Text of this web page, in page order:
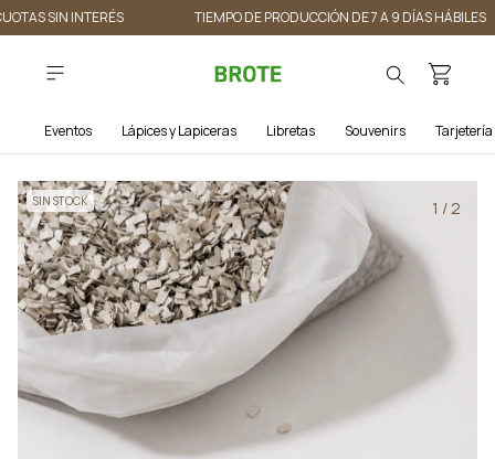
SIN INTERÉS TIEMPO DE PRODUCCIÓN DE 7 A 9 DÍAS HÁBILES
Eventos Lápices y Lapiceras Libretas Souvenirs Tarjetería
SIN STOCK 1 / 2